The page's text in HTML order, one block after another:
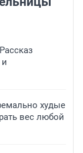
худые
вес любой